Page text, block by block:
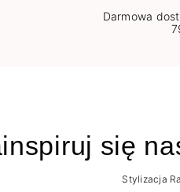
Darmowa
się
Stylizacja